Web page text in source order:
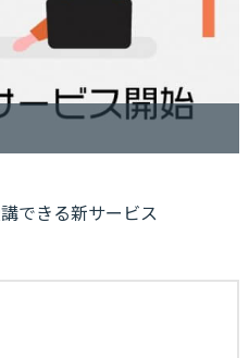
できる新サービス